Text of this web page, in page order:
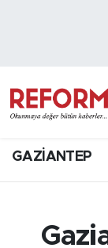
GAZİANTEP
Hava
Süper
Tüm